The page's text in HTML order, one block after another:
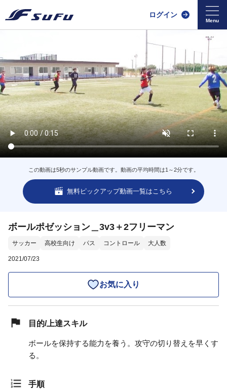
ログイン
この動画は5秒のサンプル動画です。動画の平均時間は1～2分です。
無料ピックアップ動画一覧はこちら
ボールポゼッション＿3v3＋2フリーマン
サッカー 高校生向け パス コントロール 大人数
2021/07/23
お気に入り
目的/上達スキル
ボールを保持する能力を養う。攻守の切り替えを早くす
る。
手順